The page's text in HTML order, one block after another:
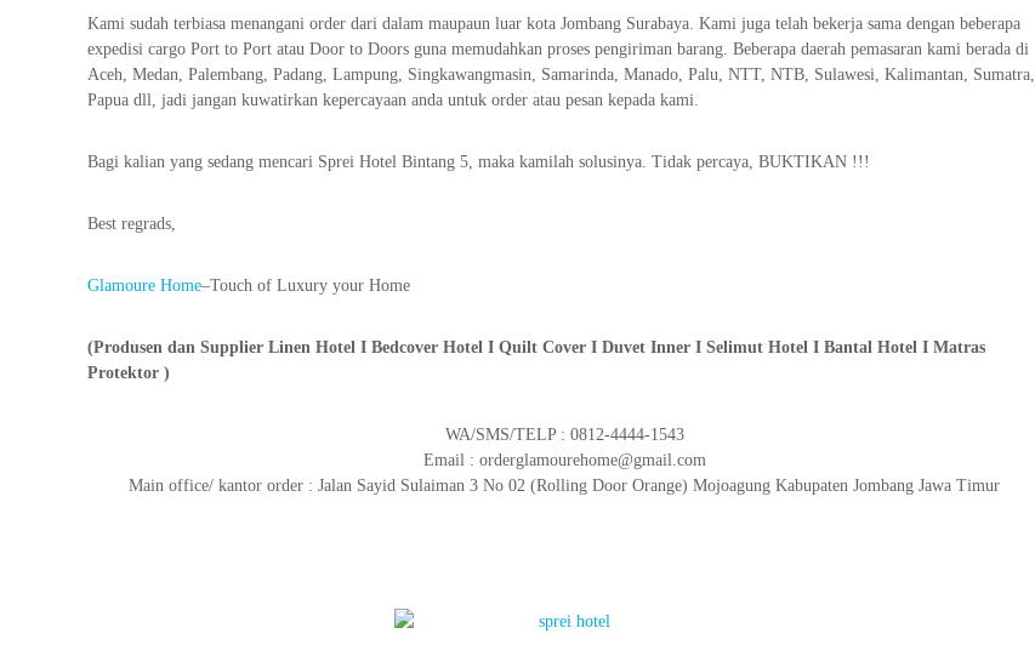
Kami sudah terbiasa menangani order dari dalam maupaun luar kota Jombang Surabaya. Kami juga telah bekerja sama dengan beberapa
expedisi cargo Port to Port atau Door to Doors guna memudahkan proses pengiriman barang. Beberapa daerah pemasaran kami berada di
Aceh, Medan, Palembang, Padang, Lampung, Singkawangmasin, Samarinda, Manado, Palu, NTT, NTB, Sulawesi, Kalimantan, Sumatra,
Papua dll, jadi jangan kuwatirkan kepercayaan anda untuk order atau pesan kepada kami.
Bagi kalian yang sedang mencari Sprei Hotel Bintang 5, maka kamilah solusinya. Tidak percaya, BUKTIKAN !!!
Best regrads,
Glamoure Home–Touch of Luxury your Home
(Produsen dan Supplier Linen Hotel I Bedcover Hotel I Quilt Cover I Duvet Inner I Selimut Hotel I Bantal Hotel I Matras
Protektor )
WA/SMS/TELP : 0812-4444-1543
Email : orderglamourehome@gmail.com
Main office/ kantor order : Jalan Sayid Sulaiman 3 No 02 (Rolling Door Orange) Mojoagung Kabupaten Jombang Jawa Timur